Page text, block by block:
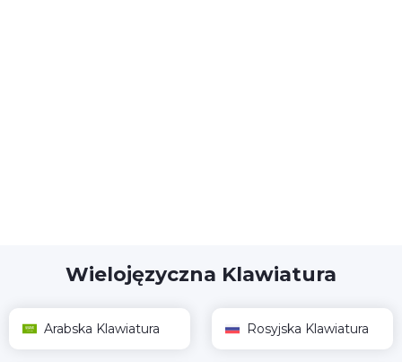
Wielojęzyczna Klawiatura
Arabska Klawiatura Rosyjska Klawiatura